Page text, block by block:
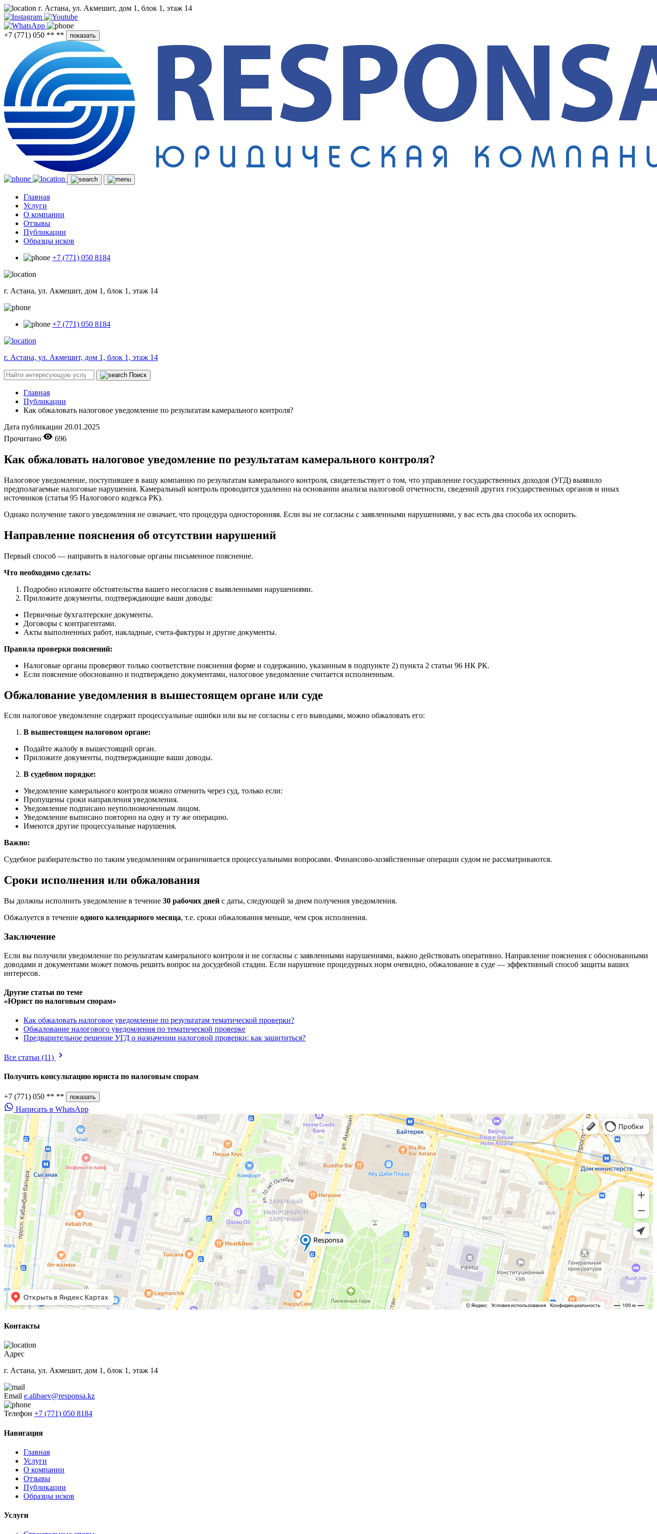
г. Астана, ул. Акмешит, дом 1, блок 1, этаж 14
+7 (771) 050 ** ** показать
Главная
Услуги
О компании
Отзывы
Публикации
Образцы исков
+7 (771) 050 8184
г. Астана, ул. Акмешит, дом 1, блок 1, этаж 14
+7 (771) 050 8184
г. Астана, ул. Акмешит, дом 1, блок 1, этаж 14
Поиск
Главная
Публикации
Как обжаловать налоговое уведомление по результатам камерального контроля?
Дата публикации 20.01.2025
Прочитано
696
Как обжаловать налоговое уведомление по результатам камерального контроля?
Налоговое уведомление, поступившее в вашу компанию по результатам камерального контроля, свидетельствует о том, что управление государственных доходов (УГД) выявило
предполагаемые налоговые нарушения. Камеральный контроль проводится удаленно на основании анализа налоговой отчетности, сведений других государственных органов и иных
источников (статья 95 Налогового кодекса РК).
Однако получение такого уведомления не означает, что процедура односторонняя. Если вы не согласны с заявленными нарушениями, у вас есть два способа их оспорить.
Направление пояснения об отсутствии нарушений
Первый способ — направить в налоговые органы письменное пояснение.
Что необходимо сделать:
Подробно изложите обстоятельства вашего несогласия с выявленными нарушениями.
Приложите документы, подтверждающие ваши доводы:
Первичные бухгалтерские документы.
Договоры с контрагентами.
Акты выполненных работ, накладные, счета-фактуры и другие документы.
Правила проверки пояснений:
Налоговые органы проверяют только соответствие пояснения форме и содержанию, указанным в подпункте 2) пункта 2 статьи 96 НК РК.
Если пояснение обоснованно и подтверждено документами, налоговое уведомление считается исполненным.
Обжалование уведомления в вышестоящем органе или суде
Если налоговое уведомление содержит процессуальные ошибки или вы не согласны с его выводами, можно обжаловать его:
В вышестоящем налоговом органе:
Подайте жалобу в вышестоящий орган.
Приложите документы, подтверждающие ваши доводы.
В судебном порядке:
Уведомление камерального контроля можно отменить через суд, только если:
Пропущены сроки направления уведомления.
Уведомление подписано неуполномоченным лицом.
Уведомление выписано повторно на одну и ту же операцию.
Имеются другие процессуальные нарушения.
Важно:
Судебное разбирательство по таким уведомлениям ограничивается процессуальными вопросами. Финансово-хозяйственные операции судом не рассматриваются.
Сроки исполнения или обжалования
Вы должны исполнить уведомление в течение 30 рабочих дней с даты, следующей за днем получения уведомления.
Обжалуется в течение одного календарного месяца, т.е. сроки обжалования меньше, чем срок исполнения.
Заключение
Если вы получили уведомление по результатам камерального контроля и не согласны с заявленными нарушениями, важно действовать оперативно. Направление пояснения с обоснованными
доводами и документами может помочь решить вопрос на досудебной стадии. Если нарушение процедурных норм очевидно, обжалование в суде — эффективный способ защиты ваших
интересов.
Другие статьи по теме
«Юрист по налоговым спорам»
Как обжаловать налоговое уведомление по результатам тематической проверки?
Обжалование налогового уведомления по тематической проверке
Предварительное решение УГД о назначении налоговой проверки: как защититься?
Все статьи (11)
Получить консультацию юриста по налоговым спорам
+7 (771) 050 ** ** показать
Написать в WhatsApp
Контакты
Адрес
г. Астана, ул. Акмешит, дом 1, блок 1, этаж 14
Email e.alibaev@responsa.kz
Телефон +7 (771) 050 8184
Навигация
Главная
Услуги
О компании
Отзывы
Публикации
Образцы исков
Услуги